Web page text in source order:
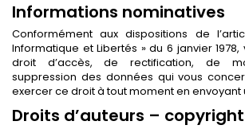
Informations nominatives
Conformément aux dispositions de
Informatique et Libertés » du 6 janvier 1978,
droit d’accès, de rectification, de
suppression des données qui vous
exercer ce droit à tout moment en envoyant
Droits d’auteurs –